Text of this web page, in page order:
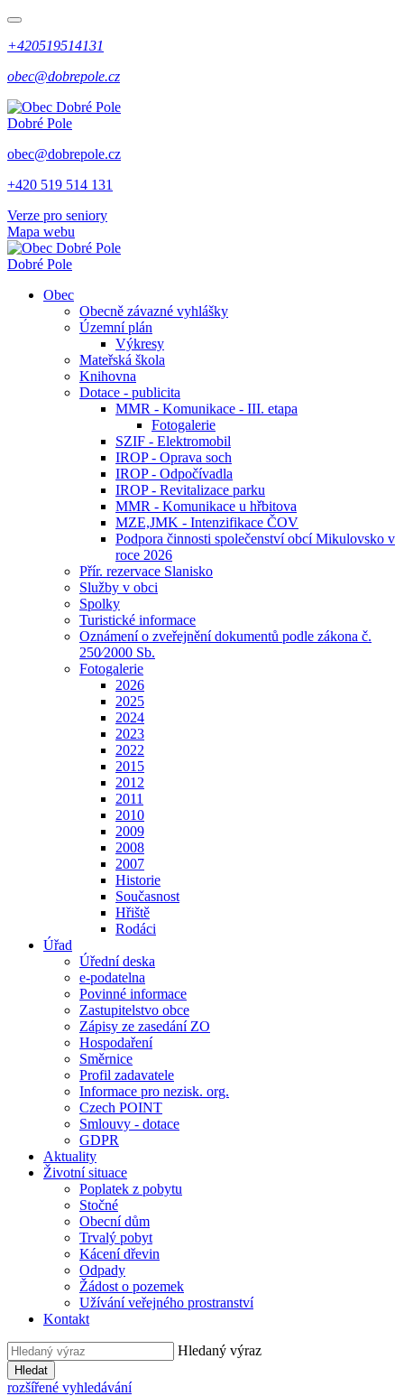
+420519514131
obec@dobrepole.cz
Dobré Pole
obec@dobrepole.cz
+420 519 514 131
Verze pro seniory
Mapa webu
Dobré Pole
Obec
Obecně závazné vyhlášky
Územní plán
Výkresy
Mateřská škola
Knihovna
Dotace - publicita
MMR - Komunikace - III. etapa
Fotogalerie
SZIF - Elektromobil
IROP - Oprava soch
IROP - Odpočívadla
IROP - Revitalizace parku
MMR - Komunikace u hřbitova
MZE,JMK - Intenzifikace ČOV
Podpora činnosti společenství obcí Mikulovsko v
roce 2026
Přír. rezervace Slanisko
Služby v obci
Spolky
Turistické informace
Oznámení o zveřejnění dokumentů podle zákona č.
250⁄2000 Sb.
Fotogalerie
2026
2025
2024
2023
2022
2015
2012
2011
2010
2009
2008
2007
Historie
Současnost
Hřiště
Rodáci
Úřad
Úřední deska
e-podatelna
Povinné informace
Zastupitelstvo obce
Zápisy ze zasedání ZO
Hospodaření
Směrnice
Profil zadavatele
Informace pro nezisk. org.
Czech POINT
Smlouvy - dotace
GDPR
Aktuality
Životní situace
Poplatek z pobytu
Stočné
Obecní dům
Trvalý pobyt
Kácení dřevin
Odpady
Žádost o pozemek
Užívání veřejného prostranství
Kontakt
Hledaný výraz
Hledat
rozšířené vyhledávání